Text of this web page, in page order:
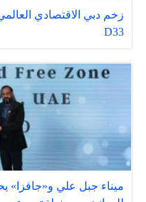
زخم دبي الاقتصادي
D33
ميناء جبل علي